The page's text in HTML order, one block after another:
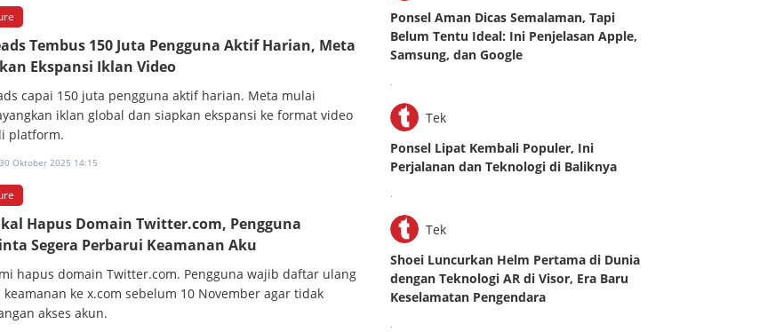
Tembus 150 Juta Pengguna Aktif Harian, Meta
Ekspansi Iklan Video
capai 150 juta pengguna aktif harian. Meta mulai
iklan global dan siapkan ekspansi ke format video
platform.
Oktober 2025 14:15
Hapus Domain Twitter.com, Pengguna
Segera Perbarui Keamanan Aku
hapus domain Twitter.com. Pengguna wajib daftar ulang
keamanan ke x.com sebelum 10 November agar tidak
akses akun.
Ponsel Aman Dicas Semalaman, Tapi
Belum Tentu Ideal: Ini Penjelasan Apple,
Samsung, dan Google
.
Tek
Ponsel Lipat Kembali Populer, Ini
Perjalanan dan Teknologi di Baliknya
.
Tek
Shoei Luncurkan Helm Pertama di Dunia
dengan Teknologi AR di Visor, Era Baru
Keselamatan Pengendara
.